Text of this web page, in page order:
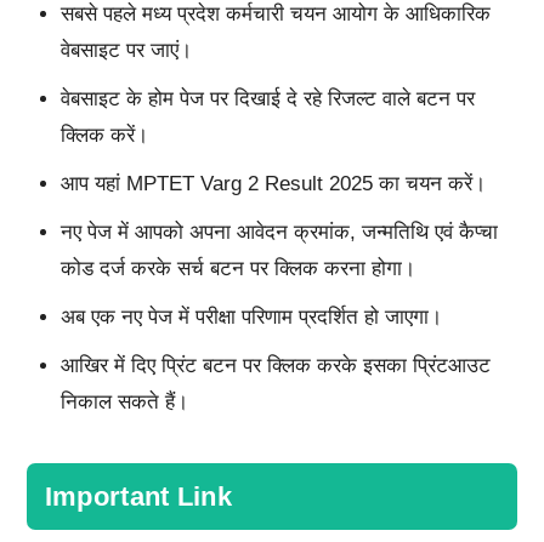
सबसे पहले मध्य प्रदेश कर्मचारी चयन आयोग के आधिकारिक
वेबसाइट पर जाएं।
वेबसाइट के होम पेज पर दिखाई दे रहे रिजल्ट वाले बटन पर
क्लिक करें।
आप यहां MPTET Varg 2 Result 2025 का चयन करें।
नए पेज में आपको अपना आवेदन क्रमांक, जन्मतिथि एवं कैप्चा
कोड दर्ज करके सर्च बटन पर क्लिक करना होगा।
अब एक नए पेज में परीक्षा परिणाम प्रदर्शित हो जाएगा।
आखिर में दिए प्रिंट बटन पर क्लिक करके इसका प्रिंटआउट
निकाल सकते हैं।
Important Link